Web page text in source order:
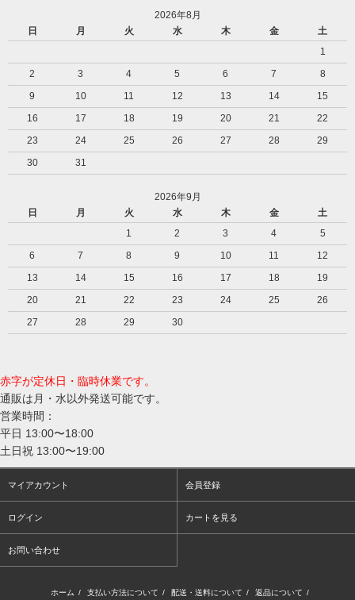
2026年8月
日
月 火 水 木 金
土
1
2
3 4 5 6 7
8
9
10 11 12 13 14
15
16
17 18 19 20 21
22
23
24 25 26 27 28
29
30
31
2026年9月
日
月 火 水 木 金
土
1
2 3 4
5
6
7 8 9 10 11
12
13
14 15 16 17 18
19
20
21 22 23 24 25
26
27
28 29 30
赤字が定休日・臨時休業です。
通販は月・水以外発送可能です。
営業時間：
平日 13:00〜18:00
土日祝 13:00〜19:00
マイアカウント 会員登録
ログイン カートを見る
お問い合わせ
ホーム / 支払い方法について / 配送・送料について / 返品について /